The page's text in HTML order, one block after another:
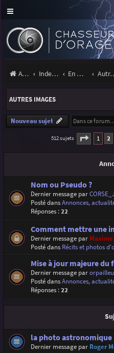
Accueil Index du forum En marge des orages
AUTRES IMAGES
Nouveau sujet
512 sujets Page 1
1 2
Nom ou Pseudo ?
Dernier message par
Posté dansAnnonces,
Réponses :22
Comment mettre une
Dernier message par
Posté dans Récits et photos
Mise à jour majeure du
Dernier message par
Posté dansAnnonces,
Réponses :22
la photo astronomique
Dernier message par Roger